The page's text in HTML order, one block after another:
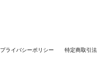
プライバシーポリシー 特定商取引